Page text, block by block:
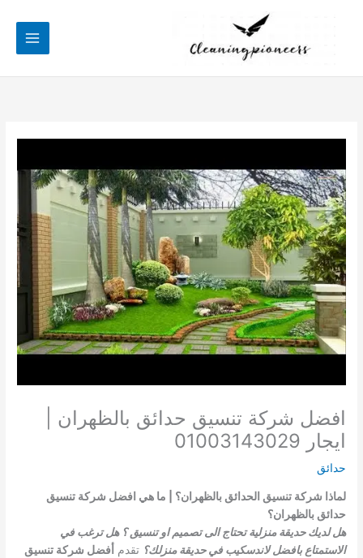
افضل شركة تنسيق حدائق بالظهران |
ايجار 01003143029
حدائق
لماذا شركة تنسيق الحدائق بالظهران؟ | ما هي افضل شركة تنسيق
حدائق بالظهران؟
هل لديك حديقة منزلية تحتاج الى تصميم او تنسيق ؟ هل ترغب في
الاستمتاع بافضل لاندسكيب في حديقة منزلك؟ تقدم أفضل شركة تنسيق